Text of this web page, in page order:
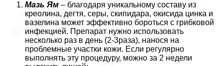
Мазь Ям – благодаря уникальному составу из
креолина, дегтя, серы, скипидapа, окисида цинка и
вазелина может эффективно бороться с грибковой
инфекцией. Препарат нужно использовать
несколько раз в день (2-3раза), нанося на
проблемные участки кожи. Если регулярно
выполнять эту процедуру, можно за 2 недели